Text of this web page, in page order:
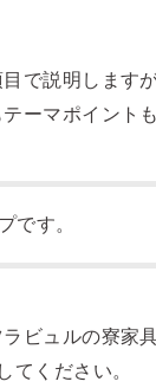
で説明します
ーマポイント
です。
ビュルの寮家
てください。